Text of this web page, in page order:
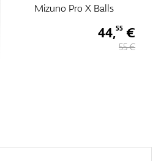
Mizuno RB Tour X Balls 2023
38,50€
55 €